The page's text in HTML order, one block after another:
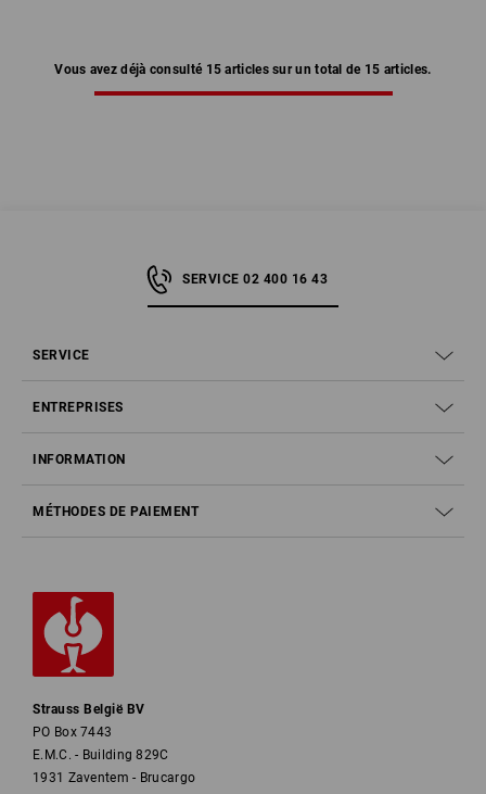
Vous avez déjà consulté 15 articles sur un total de 15 articles.
SERVICE 02 400 16 43
SERVICE
ENTREPRISES
INFORMATION
MÉTHODES DE PAIEMENT
Strauss België BV
PO Box 7443
E.M.C. - Building 829C
1931 Zaventem - Brucargo